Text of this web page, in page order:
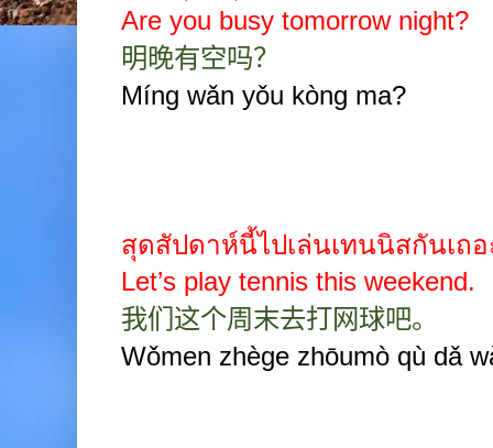
Are you busy tomorrow night?
明晚有空吗？
Míng wǎn yǒu kòng ma?
สุดสัปดาห์นี้ไปเล่นเทนนิสกันเถอ
Let’s play tennis this weekend.
我们这个周末去打网球吧。
Wǒmen zhège zhōumò qù dǎ